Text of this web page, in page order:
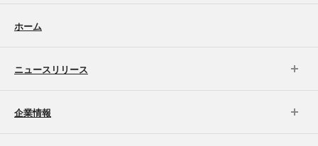
ホーム
ニュースリリース
企業情報